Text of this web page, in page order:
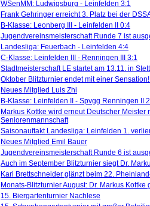
WSenMM: Ludwigsburg - Leinfelden 3:1
Frank Gehringer erreicht 3. Platz bei der
B-Klasse: Leonberg III - Leinfelden II 0:4
Jugendvereinsmeisterschaft Runde 7 ist
Landesliga: Feuerbach - Leinfelden 4:4
C-Klasse: Leinfelden III - Renningen III 3:1
Stadtmeisterschaft LE startet am 13.11. in
Oktober Blitzturnier endet mit einer
Neues Mitglied Luis Zhi
B-Klasse: Leinfelden II - Spvgg Renningen II
Markus Kottke wird erneut Deutscher Meister
Seniorenmannschaft
Saisonauftakt Landesliga: Leinfelden 1.
Neues Mitglied Emil Bauer
Jugendvereinsmeisterschaft Runde 6 ist
Auch im September Blitzturnier siegt Dr.
Karl Brettschneider glänzt beim 22.
Monats-Blitzturnier August: Dr. Markus Kottke
15. Biergartenturnier Nachlese